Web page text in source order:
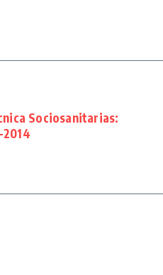
Sociosanitarias:
2014